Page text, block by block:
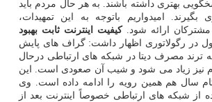
بهتری داشته باشند. به هر حال مردم باید
بگیرند. امیدواریم باتوجه به این تمهیدات،
ارائه شود.کیفیت اینترنت ثابت بهبود
در رگولاتوری اظهار داشت: گراف های پایش
ترند مصرف دیتا در شبکه های ارتباطی درحال
نیز زیاد می شود و شیب آن صعودی است. این
سال هم همین رویه را ادامه داده است. وی
از شبکه های ارتباطی خصوصاً اینترنت بعد از